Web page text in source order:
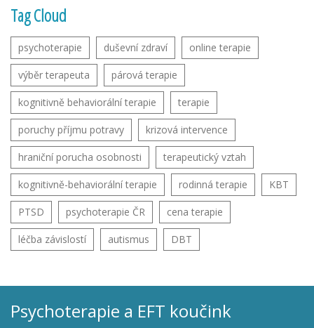
Tag Cloud
psychoterapie duševní zdraví online terapie
výběr terapeuta párová terapie
kognitivně behaviorální terapie terapie
poruchy příjmu potravy krizová intervence
hraniční porucha osobnosti terapeutický vztah
kognitivně-behaviorální terapie rodinná terapie KBT
PTSD psychoterapie ČR cena terapie
léčba závislostí autismus DBT
Psychoterapie a EFT koučink